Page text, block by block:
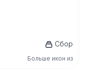
Сбор
Больше икон из